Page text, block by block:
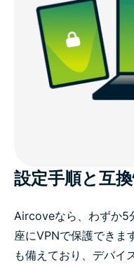
設定手順と互
Aircoveなら、わずか5
座にVPNで保護できま
も備えており、デバイ